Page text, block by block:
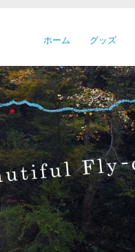
ホーム グッズ